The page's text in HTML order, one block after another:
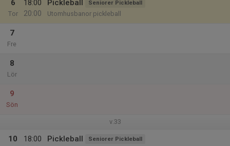
6
Tor
18:00
20:00
Pickleball Seniorer Pickleball
Utomhusbanor pickleball
7
Fre
8
Lör
9
Sön
v.33
10
18:00
Pickleball Seniorer Pickleball